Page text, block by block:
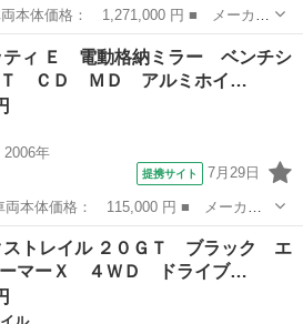
ズ ■ グレード名： ハイウェイスタ
ーブレーキ 純正メモリナビ（ＣＤ／
ティ Ｅ 電動格納ミラー ベンチシ
ＣＤ ＭＤ アルミホイ…
2006年
提携サイト 7月29日
ティ ■ グレード名： Ｅ 電動格納
ＣＤ ＭＤ アルミホイール エアコ
ストレイル ２０ＧＴ ブラック エ
ーマーＸ ４ＷＤ ドライブ…